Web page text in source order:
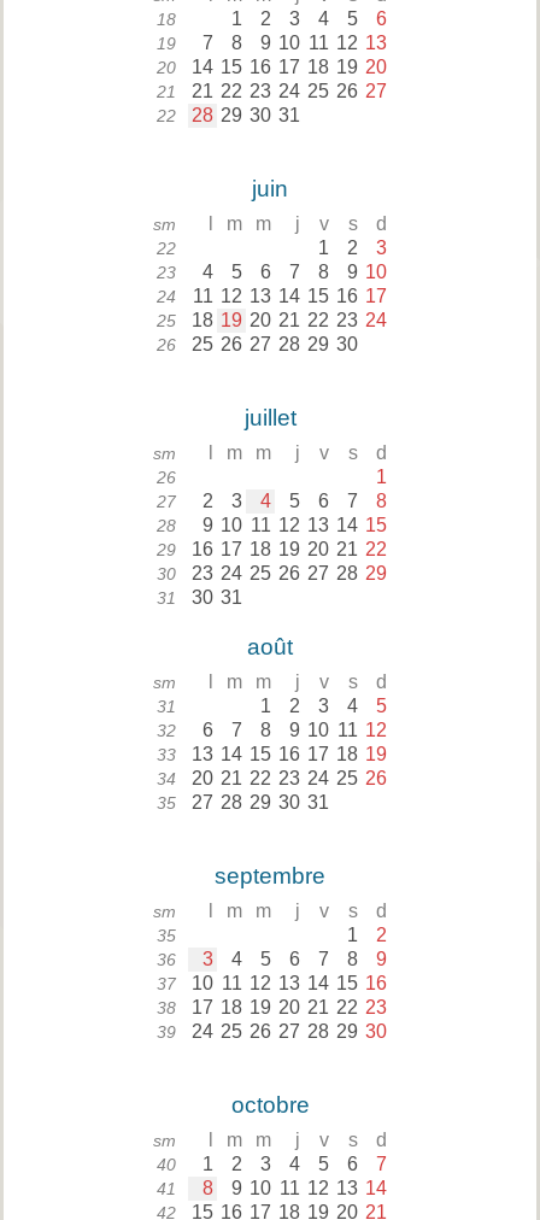
18 1 2 3 4 5 6
19 7 8 9 10 11 12 13
20 14 15 16 17 18 19 20
21 21 22 23 24 25 26 27
22 28 29 30 31
juin
sm m m j v s d
22 1 2 3
23 4 5 6 7 8 9 10
24 11 12 13 14 15 16 17
25 18 19 20 21 22 23 24
26 25 26 27 28 29 30
juillet
sm m m j v s d
26 1
27 2 3 4 5 6 7 8
28 9 10 11 12 13 14 15
29 16 17 18 19 20 21 22
30 23 24 25 26 27 28 29
31 30 31
août
sm m m j v s d
31 1 2 3 4 5
32 6 7 8 9 10 11 12
33 13 14 15 16 17 18 19
34 20 21 22 23 24 25 26
35 27 28 29 30 31
septembre
sm m m j v s d
35 1 2
36 3 4 5 6 7 8 9
37 10 11 12 13 14 15 16
38 17 18 19 20 21 22 23
39 24 25 26 27 28 29 30
octobre
sm m m j v s d
40 1 2 3 4 5 6 7
41 8 9 10 11 12 13 14
42 15 16 17 18 19 20 21